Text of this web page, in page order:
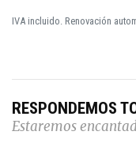
IVA incluido. Renovación
RESPONDEMOS
Estaremos